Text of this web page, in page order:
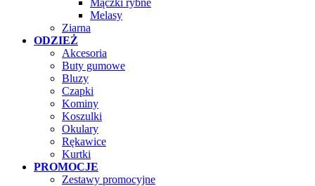
Melasy
Ziarna
ODZIEŻ
Akcesoria
Buty gumowe
Bluzy
Czapki
Kominy
Koszulki
Okulary
Rękawice
Kurtki
PROMOCJE
Zestawy promocyjne